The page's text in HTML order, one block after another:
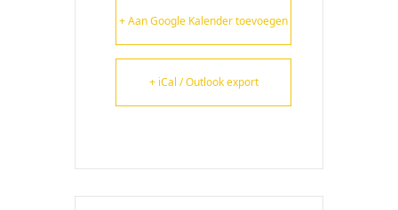
+ Aan Google Kalender toevoegen
+ iCal / Outlook export